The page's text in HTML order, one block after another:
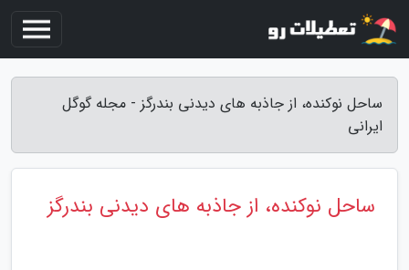
ساحل نوکنده، از جاذبه های دیدنی بندرگز - مجله گوگل
ایرانی
ساحل نوکنده، از جاذبه های دیدنی بندرگز